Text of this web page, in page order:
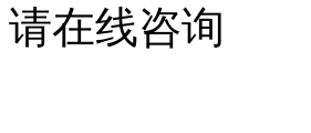
请在线咨询